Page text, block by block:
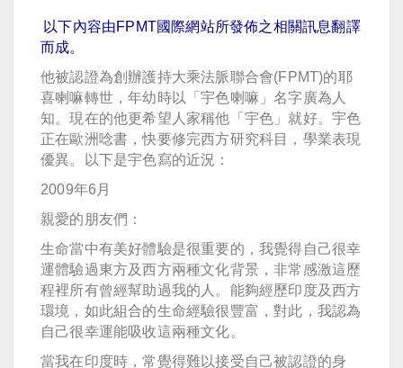
以下內容由FPMT國際網站所發佈之相關訊息翻譯
而成。
他被認證為創辦護持大乘法脈聯合會(FPMT)的耶
喜喇嘛轉世，年幼時以「宇色喇嘛」名字廣為人
知。現在的他更希望人家稱他「宇色」就好。宇色
正在歐洲唸書，快要修完西方研究科目，學業表現
優異。以下是宇色寫的近況：
2009年6月
親愛的朋友們：
生命當中有美好體驗是很重要的，我覺得自己很幸
運體驗過東方及西方兩種文化背景，非常感激這歷
程裡所有曾經幫助過我的人。能夠經歷印度及西方
環境，如此組合的生命經驗很豐富，對此，我認為
自己很幸運能吸收這兩種文化。
當我在印度時，常覺得難以接受自己被認證的身